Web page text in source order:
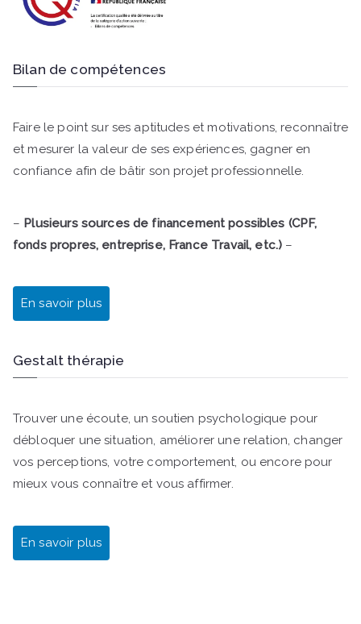
Bilan de compétences
Faire le point sur ses aptitudes et motivations, reconnaître
et mesurer la valeur de ses expériences, gagner en
confiance afin de bâtir son projet professionnelle.
– Plusieurs sources de financement possibles (CPF,
fonds propres, entreprise, France Travail, etc.) –
En savoir plus
Gestalt thérapie
Trouver une écoute, un soutien psychologique pour
débloquer une situation, améliorer une relation, changer
vos perceptions, votre comportement, ou encore pour
mieux vous connaître et vous affirmer.
En savoir plus